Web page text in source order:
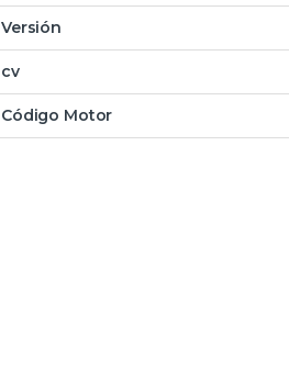
Versión
cv
Código Motor